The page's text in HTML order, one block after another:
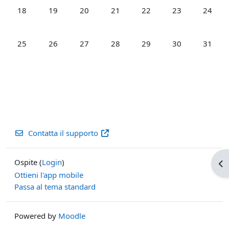
Nessun evento, lunedì 18 agosto
18 Nessun evento, martedì 19 agosto
19 Nessun evento, mercoledì 20 agosto
20 Nessun evento, giovedì 21 agosto
21 Nessun evento, venerdì
22 Nessun evento,
23 24
Nessun evento, lunedì 25 agosto
25 Nessun evento, martedì 26 agosto
26 Nessun evento, mercoledì 27 agosto
27 Nessun evento, giovedì 28 agosto
28 Nessun evento, venerdì
29 Nessun evento,
30 31
Contatta il supporto
Ospite (Login)
Ottieni l'app mobile
Passa al tema standard
Powered by Moodle